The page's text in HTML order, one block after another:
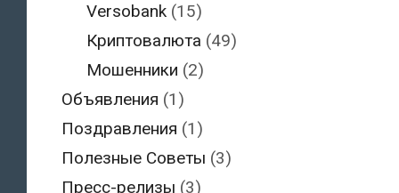
Versobank (15)
Криптовалюта (49)
Мошенники (2)
Объявления (1)
Поздравления (1)
Полезные Советы (3)
Пресс-релизы (3)